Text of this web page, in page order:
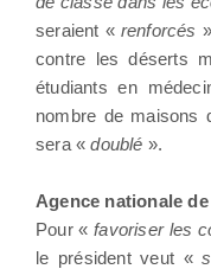
seraient « renforcés
contre les déserts
étudiants en
nombre de maisons
sera «doublé ».
Agence nationale
Pour «favoriser les
le président veut «